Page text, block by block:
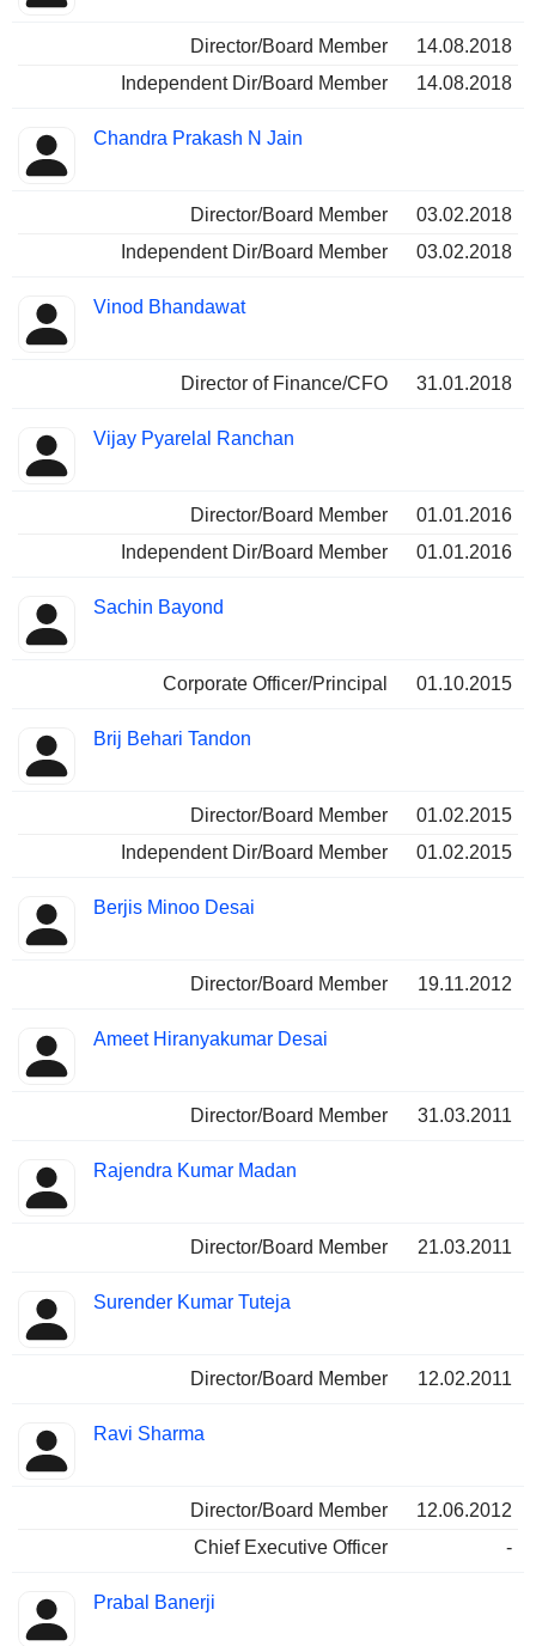
Director/Board Member
14.08.2018
Independent Dir/Board Member
14.08.2018
Chandra Prakash N Jain
Director/Board Member
03.02.2018
Independent Dir/Board Member
03.02.2018
Vinod Bhandawat
Director of Finance/CFO 31.01.2018
Vijay Pyarelal Ranchan
Director/Board Member
01.01.2016
Independent Dir/Board Member
01.01.2016
Sachin Bayond
Corporate Officer/Principal 01.10.2015
Brij Behari Tandon
Director/Board Member
01.02.2015
Independent Dir/Board Member
01.02.2015
Berjis Minoo Desai
Director/Board Member 19.11.2012
Ameet Hiranyakumar Desai
Director/Board Member 31.03.2011
Rajendra Kumar Madan
Director/Board Member 21.03.2011
Surender Kumar Tuteja
Director/Board Member 12.02.2011
Ravi Sharma
Director/Board Member
12.06.2012
Chief Executive Officer
-
Prabal Banerji